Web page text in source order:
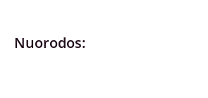
Nuorodos: